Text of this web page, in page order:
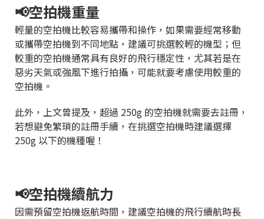
📢空拍機重量
輕量的空拍機比較容易攜帶和操作，如果需要經常移動
或攜帶空拍機到不同地點，建議可挑選較輕的機型；但
較重的空拍機通常具有良好的飛行穩定性，尤其若是在
惡劣天氣或強風下進行拍攝，可能就要考慮使用較重的
空拍機。
此外，上文曾提及，超過 250g 的空拍機就需要去註冊，
若想避免繁瑣的註冊手續，在挑選空拍機時建議選擇
250g 以下的機種喔！
📢空拍機續航力
因需預留空拍機返航時間，建議空拍機的飛行續航時長